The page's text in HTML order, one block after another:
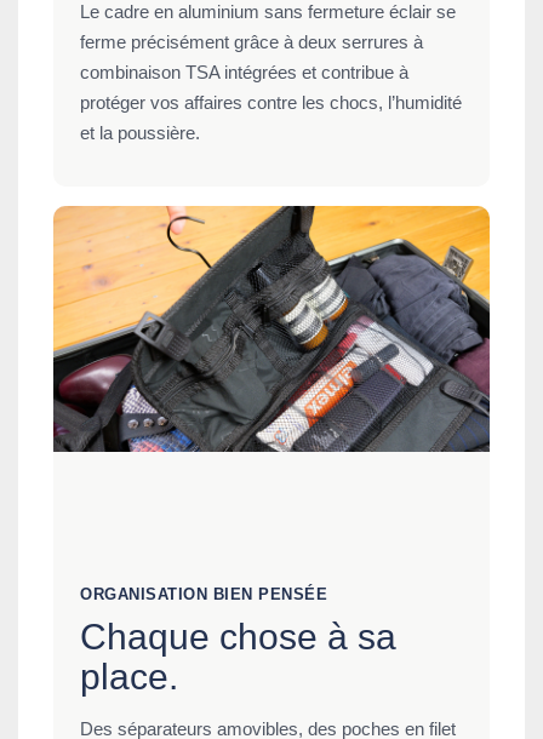
Le cadre en aluminium sans fermeture éclair se
ferme précisément grâce à deux serrures à
combinaison TSA intégrées et contribue à
protéger vos affaires contre les chocs, l’humidité
et la poussière.
ORGANISATION BIEN PENSÉE
Chaque chose à sa
place.
Des séparateurs amovibles, des poches en filet